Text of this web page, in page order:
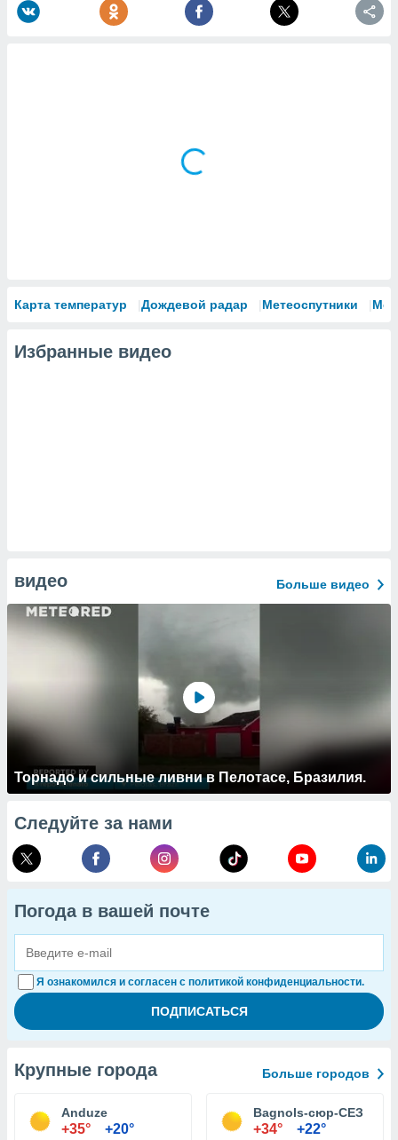
Карта температур Дождевой радар Метеоспутники
Избранные видео
видео Больше видео
Торнадо и сильные ливни в Пелотасе, Бразилия.
Следуйте за нами
Погода в вашей почте
Я ознакомился и согласен с политикой конфиденциальности.
Крупные города Больше городов
Anduze
+35° +20°
Bagnols-сюр-СЕЗ
+34° +22°